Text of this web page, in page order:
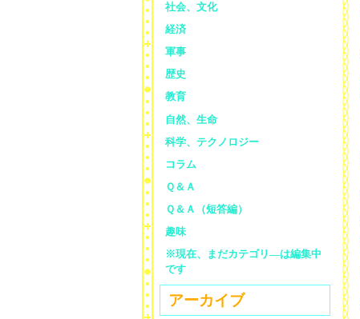
社会、文化
経済
軍事
歴史
教育
自然、生命
科学、テクノロジー
コラム
Ｑ＆Ａ
Ｑ＆Ａ（短答編）
趣味
※現在、まだカテゴリ—は編集中
です
アーカイブ